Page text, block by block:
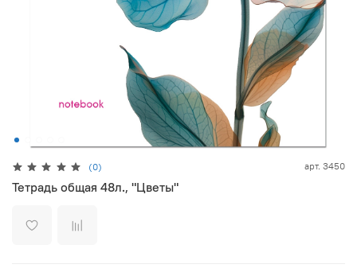
(0) арт. 3450
Тетрадь общая 48л., "Цветы"